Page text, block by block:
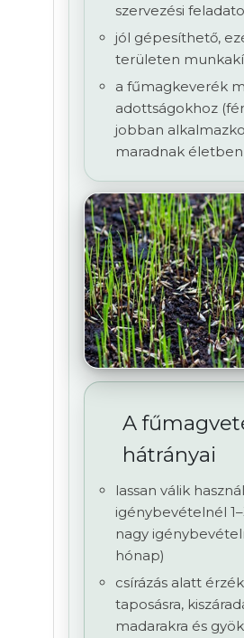
szervezési
jól gépesíthető,
területen
a fűmagkeverék
adottságokhoz
jobban
maradnak életben
A
hátrányai
lassan válik
igénybevételnél
nagy
hónap)
csírázás alatt
taposásra,
madarakra és